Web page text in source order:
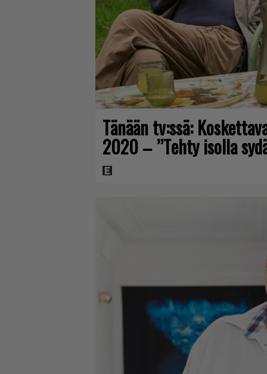
Tänään tv:ssä:
2020 – ”Tehty isolla